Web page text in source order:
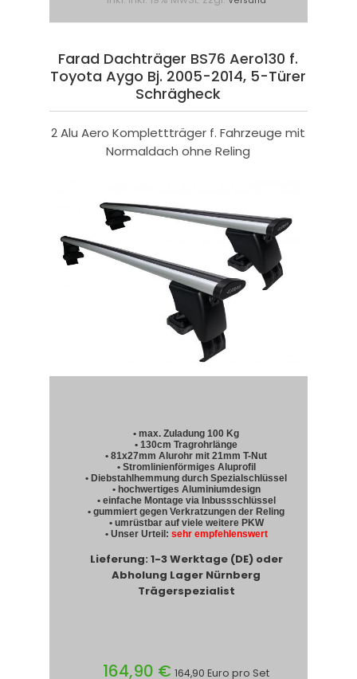
Farad Dachträger BS76 Aero130 f.
Toyota Aygo Bj. 2005-2014, 5-Türer
Schrägheck
2 Alu Aero Komplettträger f. Fahrzeuge mit
Normaldach ohne Reling
• max. Zuladung 100 Kg
• 130cm Tragrohrlänge
• 81x27mm Alurohr mit 21mm T-Nut
• Stromlinienförmiges Aluprofil
• Diebstahlhemmung durch Spezialschlüssel
• hochwertiges Aluminiumdesign
• einfache Montage via Inbussschlüssel
• gummiert gegen Verkratzungen der Reling
• umrüstbar auf viele weitere PKW
• Unser Urteil: sehr empfehlenswert
Lieferung: 1-3 Werktage (DE) oder
Abholung Lager Nürnberg
Trägerspezialist
164,90 € 164,90 Euro pro Set